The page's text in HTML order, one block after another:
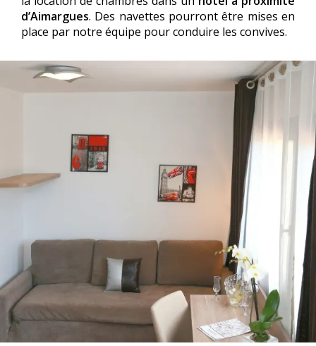
d’Aimargues. Des navettes pourront être mises en
place par notre équipe pour conduire les convives.